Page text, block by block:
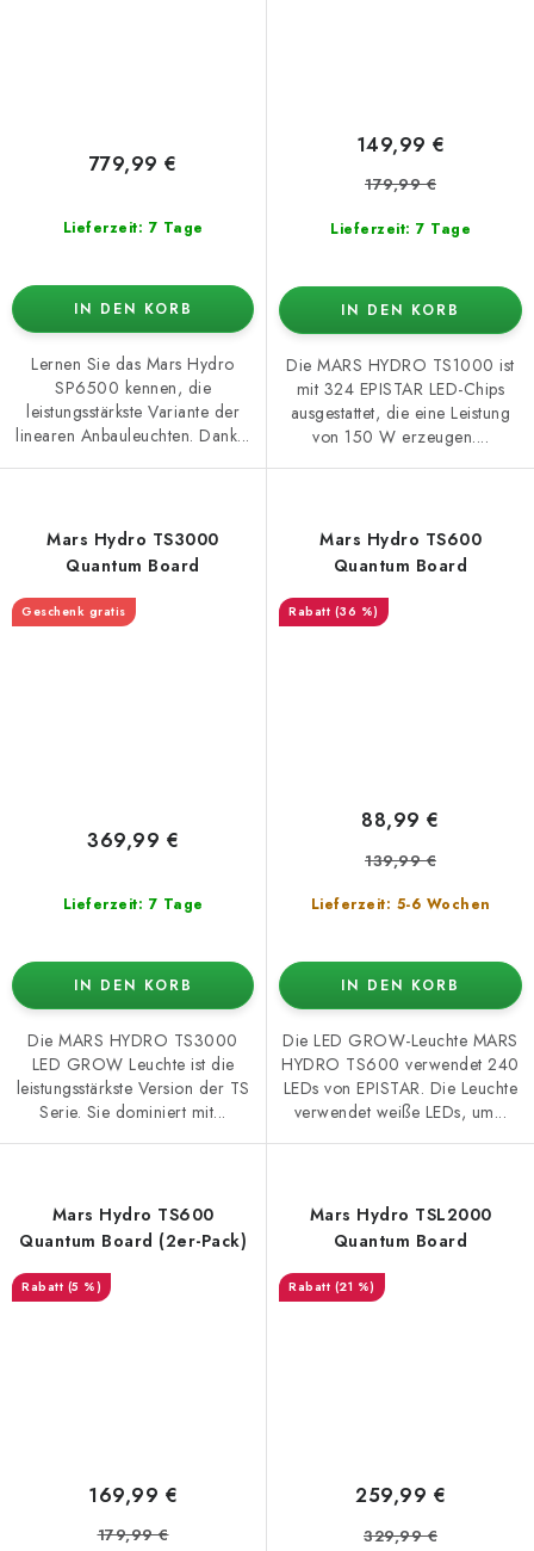
Lieferzeit: 7 Tage
779,99 €
IN DEN KORB
Lernen Sie das Mars Hydro
SP6500 kennen, die
leistungsstärkste Variante der
linearen Anbauleuchten. Dank...
Lieferzeit: 7 Tage
149,99 €
179,99 €
IN DEN KORB
Die MARS HYDRO TS1000 ist
mit 324 EPISTAR LED-Chips
ausgestattet, die eine Leistung
von 150 W erzeugen....
Mars Hydro TS3000
Quantum Board
Geschenk gratis
Lieferzeit: 7 Tage
369,99 €
IN DEN KORB
Die MARS HYDRO TS3000
LED GROW Leuchte ist die
leistungsstärkste Version der TS
Serie. Sie dominiert mit...
Mars Hydro TS600
Quantum Board
(36 %)
Lieferzeit: 5-6 Wochen
88,99 €
139,99 €
IN DEN KORB
Die LED GROW-Leuchte MARS
HYDRO TS600 verwendet 240
LEDs von EPISTAR. Die Leuchte
verwendet weiße LEDs, um...
Mars Hydro TS600
Quantum Board (2er-Pack)
(5 %)
169,99 €
179,99 €
Mars Hydro TSL2000
Quantum Board
(21 %)
259,99 €
329,99 €